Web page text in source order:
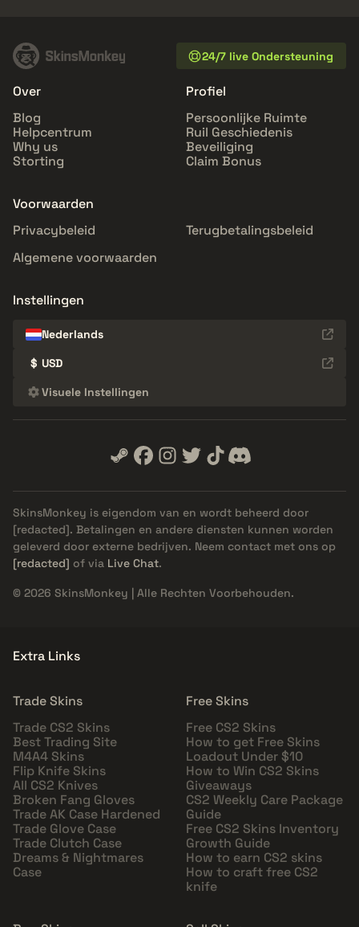
24/7 live Ondersteuning
Over
Blog
Helpcentrum
Why us
Storting
Profiel
Persoonlijke Ruimte
Ruil Geschiedenis
Beveiliging
Claim Bonus
Voorwaarden
Privacybeleid
Terugbetalingsbeleid
Algemene voorwaarden
Instellingen
Nederlands
$ USD
Visuele Instellingen
SkinsMonkey is eigendom van en wordt beheerd door
[redacted]. Betalingen en andere diensten kunnen worden
geleverd door externe bedrijven. Neem contact met ons op
[redacted] of via Live Chat.
© 2026 SkinsMonkey | Alle Rechten Voorbehouden.
Extra Links
Trade Skins
Trade CS2 Skins
Best Trading Site
M4A4 Skins
Flip Knife Skins
All CS2 Knives
Broken Fang Gloves
Trade AK Case Hardened
Trade Glove Case
Trade Clutch Case
Dreams & Nightmares
Case
Free Skins
Free CS2 Skins
How to get Free Skins
Loadout Under $10
How to Win CS2 Skins
Giveaways
CS2 Weekly Care Package
Guide
Free CS2 Skins Inventory
Growth Guide
How to earn CS2 skins
How to craft free CS2
knife